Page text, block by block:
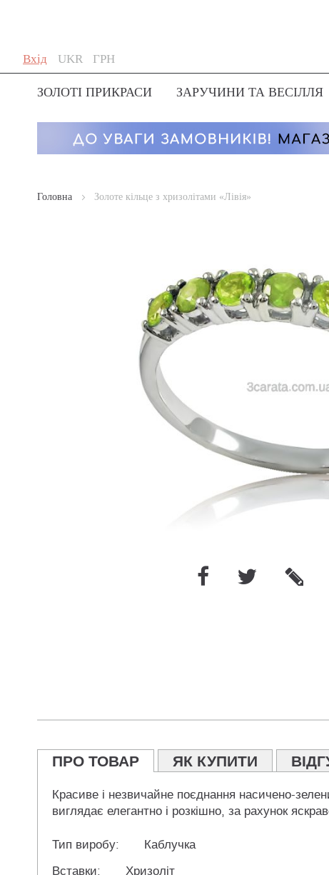
Вхід
Skip
to
Content
Мова
UKR Валюта
ГРН
ЗОЛОТІ ПРИКРАСИ ЗАРУЧИНИ ТА ВЕСІЛЛЯ
Головна Золоте кільце з хризолітами «Лівія»
ПРО ТОВАР ЯК КУПИТИ
Красиве і незвичайне поєднання насичено-
виглядає елегантно і розкішно, за рахунок
Тип виробу: Каблучка
Вставки:
Хризоліт